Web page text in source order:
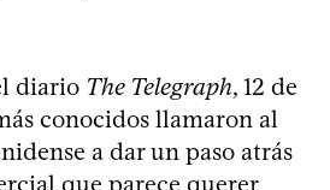
diario The Telegraph, 12 de
conocidos llamaron al
a dar un paso atrás
que parece querer